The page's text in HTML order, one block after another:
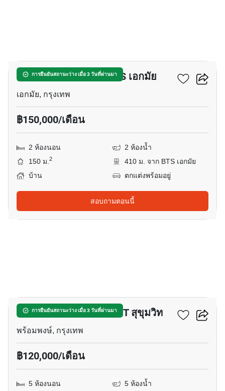
การยืนยันสถานะว่าง เมื่อ 3 วันที่ผ่านมา
บ้าน 2-ห้องนอน ใกล้ BTS เอกมัย
เอกมัย, กรุงเทพ
฿150,000/เดือน
2 ห้องนอน
2 ห้องน้ำ
150 ม.2
410 ม. จาก BTS เอกมัย
บ้าน
ตกแต่งพร้อมอยู่
สอบถามตอนนี้
การยืนยันสถานะว่าง เมื่อ 3 วันที่ผ่านมา
บ้าน 5-ห้องนอน ใกล้ MRT สุขุมวิท
พร้อมพงษ์, กรุงเทพ
฿120,000/เดือน
5 ห้องนอน
5 ห้องน้ำ